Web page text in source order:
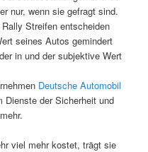
nur, wenn sie gefragt sind.
Streifen entscheiden
seines Autos gemindert
in und der subjektive Wert
Deutsche Automobil
Dienste der Sicherheit und
viel mehr kostet, trägt sie